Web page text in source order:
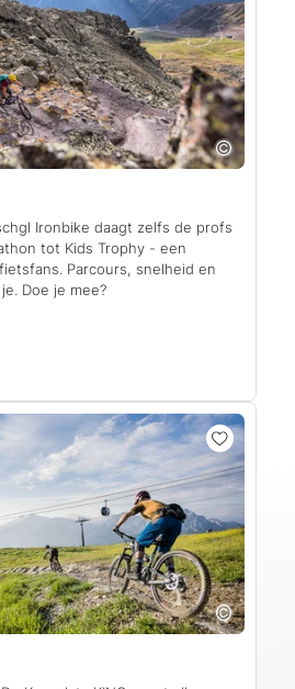
Ironbike daagt zelfs de profs
tot Kids Trophy - een
Parcours, snelheid en
Doe je mee?